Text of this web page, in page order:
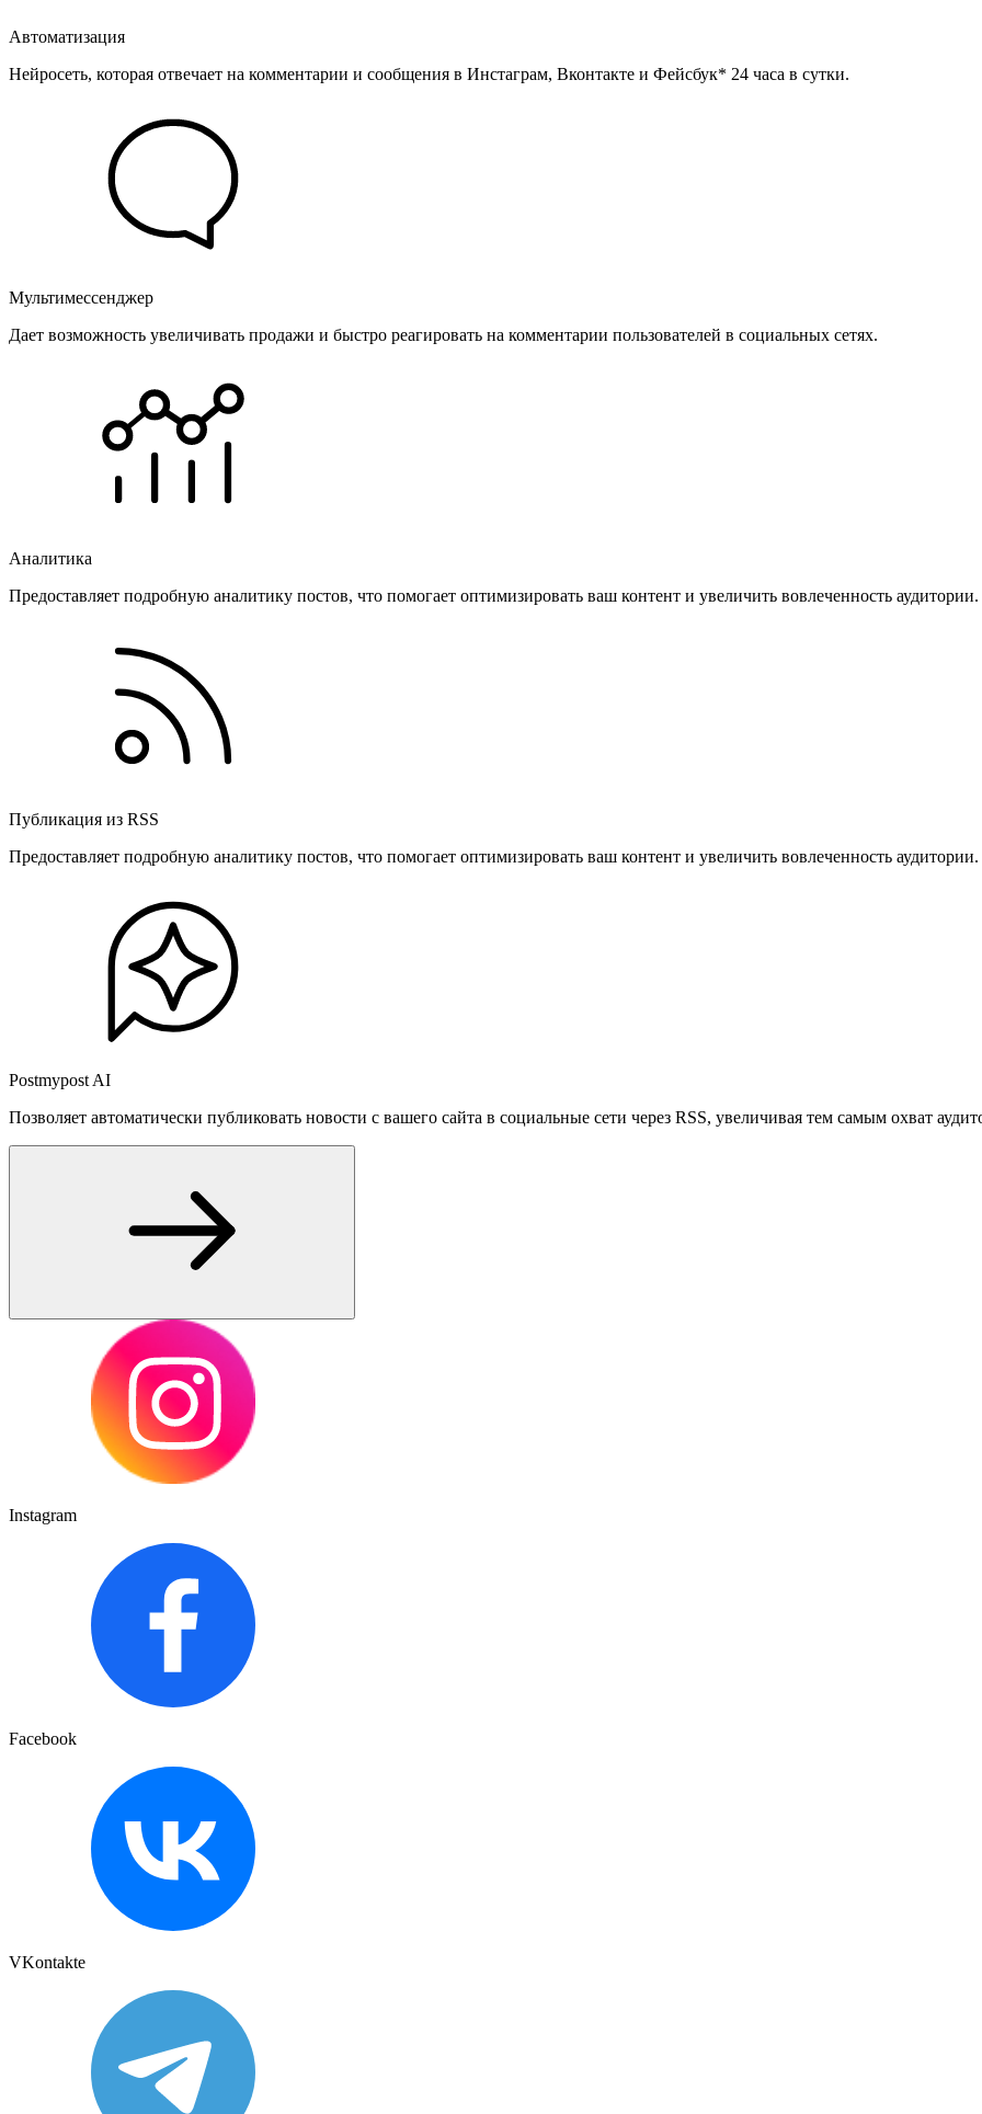
Автоматизация
Нейросеть, которая отвечает на комментарии и сообщения в Инстаграм, Вконтакте и Фейсбук* 24 часа в сутки.
Мультимессенджер
Дает возможность увеличивать продажи и быстро реагировать на комментарии пользователей в социальных сетях.
Аналитика
Предоставляет подробную аналитику постов, что помогает оптимизировать ваш контент и увеличить вовлеченность аудитории.
Публикация из RSS
Предоставляет подробную аналитику постов, что помогает оптимизировать ваш контент и увеличить вовлеченность аудитории.
Postmypost AI
Позволяет автоматически публиковать новости с вашего сайта в социальные сети через RSS, увеличивая тем самым охват
Instagram
Facebook
VKontakte